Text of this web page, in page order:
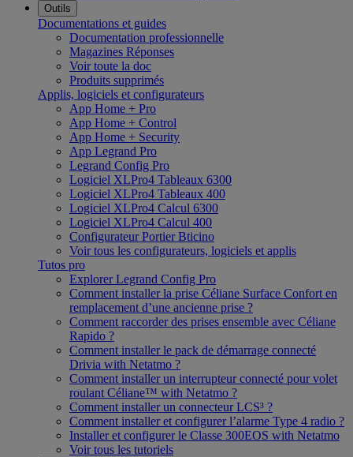
Outils
Documentations et guides
Documentation professionnelle
Magazines Réponses
Voir toute la doc
Produits supprimés
Applis, logiciels et configurateurs
App Home + Pro
App Home + Control
App Home + Security
App Legrand Pro
Legrand Config Pro
Logiciel XLPro4 Tableaux 6300
Logiciel XLPro4 Tableaux 400
Logiciel XLPro4 Calcul 6300
Logiciel XLPro4 Calcul 400
Configurateur Portier Bticino
Voir tous les configurateurs, logiciels et applis
Tutos pro
Explorer Legrand Config Pro
Comment installer la prise Céliane Surface Confort en
remplacement d’une ancienne prise ?
Comment raccorder des prises ensemble avec Céliane
Rapido ?
Comment installer le pack de démarrage connecté
Drivia with Netatmo ?
Comment installer un interrupteur connecté pour volet
roulant Céliane™ with Netatmo ?
Comment installer un connecteur LCS³ ?
Comment installer et configurer l’alarme Type 4 radio ?
Installer et configurer le Classe 300EOS with Netatmo
Voir tous les tutoriels